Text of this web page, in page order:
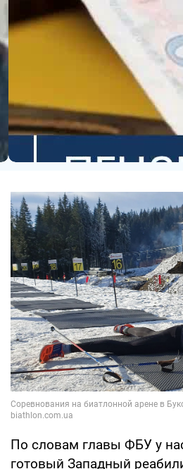
По словам главы ФБУ у
готовый Западный